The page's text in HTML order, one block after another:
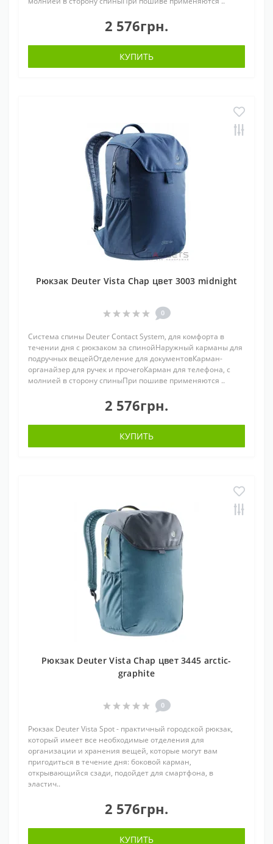
2 576грн.
КУПИТЬ
Рюкзак Deuter Vista Chap цвет 3003 midnight
0
Система спины Deuter Contact System, для комфорта в
течении дня с рюкзаком за спинойНаружный карманы для
подручных вещейОтделение для документовКарман-
органайзер для ручек и прочегоКарман для телефона, с
молнией в сторону спиныПри пошиве применяются ..
2 576грн.
КУПИТЬ
Рюкзак Deuter Vista Chap цвет 3445 arctic-
graphite
0
Рюкзак Deuter Vista Spot - практичный городской рюкзак,
который имеет все необходимые отделения для
организации и хранения вещей, которые могут вам
пригодиться в течение дня: боковой карман,
открывающийся сзади, подойдет для смартфона, в
эластич..
2 576грн.
КУПИТЬ